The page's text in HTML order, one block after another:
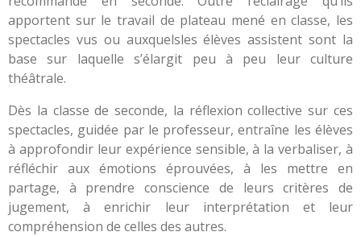
apportent sur le travail de plateau mené en classe, les
spectacles vus ou auxquelsles élèves assistent sont la
base sur laquelle s’élargit peu à peu leur culture
théâtrale.
Dès la classe de seconde, la réflexion collective sur ces
spectacles, guidée par le professeur, entraîne les élèves
à approfondir leur expérience sensible, à la verbaliser, à
réfléchir aux émotions éprouvées, à les mettre en
partage, à prendre conscience de leurs critères de
jugement, à enrichir leur interprétation et leur
compréhension de celles des autres.